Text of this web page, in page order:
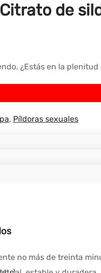
de
¿Estás en la
, Píldoras sexuales
no más de treinta